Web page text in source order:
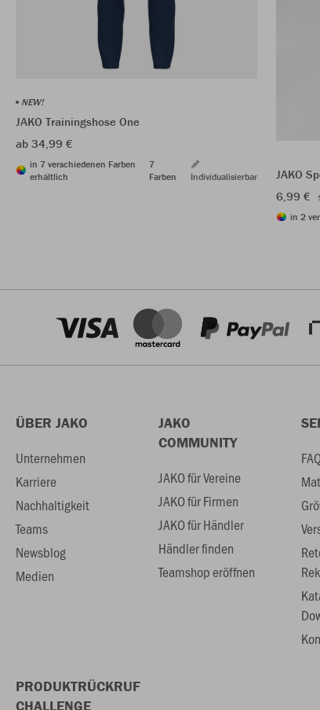
NEW!
JAKO Trainingshose One
ab 34,99 €
in 7 verschiedenen Farben
erhältlich
7
Farben
Individualisierbar
JAKO
6,99 €
in 2
ÜBER JAKO
Unternehmen
Karriere
Nachhaltigkeit
Teams
Newsblog
Medien
JAKO
COMMUNITY
JAKO für Vereine
JAKO für Firmen
JAKO für Händler
Händler finden
Teamshop eröffnen
PRODUKTRÜCKRUF
CHALLENGE